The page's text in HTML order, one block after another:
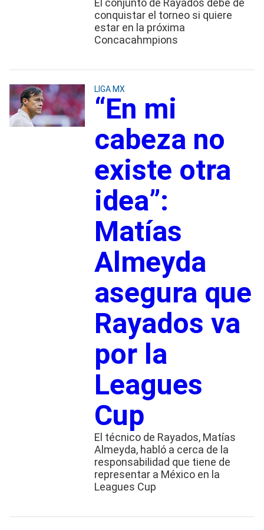
El conjunto de Rayados debe de
conquistar el torneo si quiere
estar en la próxima
Concacahmpions
LIGA MX
“En mi
cabeza no
existe otra
idea”:
Matías
Almeyda
asegura que
Rayados va
por la
Leagues
Cup
El técnico de Rayados, Matías
Almeyda, habló a cerca de la
responsabilidad que tiene de
representar a México en la
Leagues Cup